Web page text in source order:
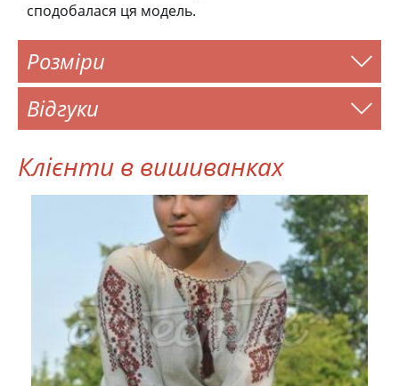
сподобалася ця модель.
Розміри
Відгуки
Клієнти в вишиванках